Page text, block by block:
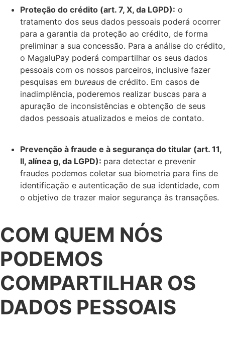
Proteção do crédito (art. 7, X, da LGPD): o
tratamento dos seus dados pessoais poderá ocorrer
para a garantia da proteção ao crédito, de forma
preliminar a sua concessão. Para a análise do crédito,
o MagaluPay poderá compartilhar os seus dados
pessoais com os nossos parceiros, inclusive fazer
pesquisas em bureaus de crédito. Em casos de
inadimplência, poderemos realizar buscas para a
apuração de inconsistências e obtenção de seus
dados pessoais atualizados e meios de contato.
Prevenção à fraude e à segurança do titular (art. 11,
II, alínea g, da LGPD): para detectar e prevenir
fraudes podemos coletar sua biometria para fins de
identificação e autenticação de sua identidade, com
o objetivo de trazer maior segurança às transações.
COM QUEM NÓS
PODEMOS
COMPARTILHAR OS
DADOS PESSOAIS